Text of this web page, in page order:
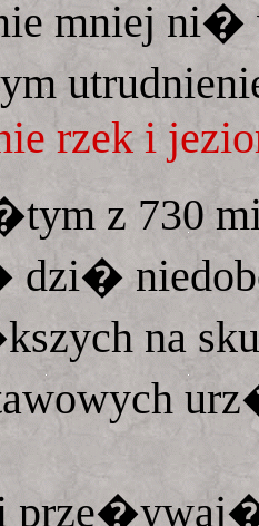
mniej ni�
rzek i
z 730
dzi�
na